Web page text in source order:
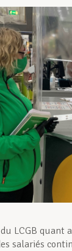
LCGB
salariés